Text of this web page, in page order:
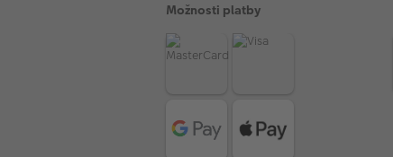
Možnosti platby